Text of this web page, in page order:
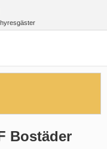
Bostäder